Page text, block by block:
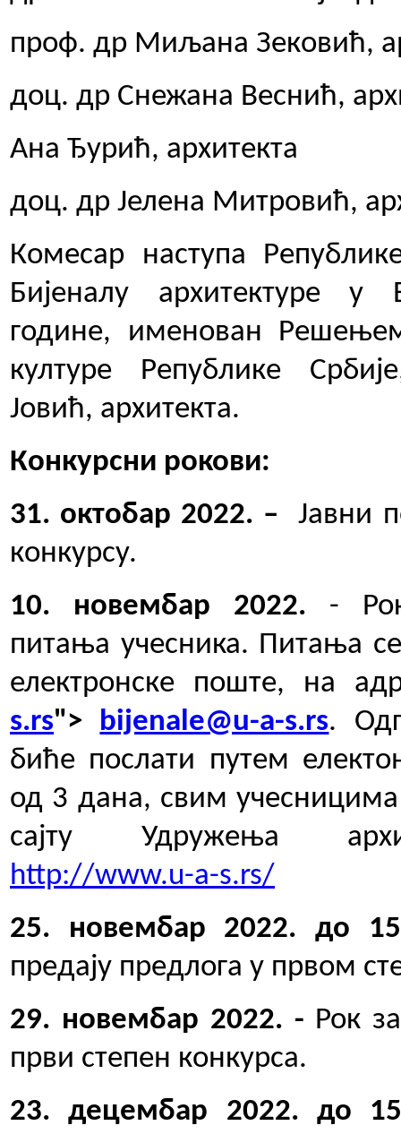
проф. др Миљана Зековић,
доц. др Снежана Веснић,
Ана Ђурић, архитекта
доц. др Јелена Митровић,
Комесар наступа
Бијеналу архитектуре у
године, именован
културе Републике
Јовић, архитекта.
Конкурсни рокови:
31. октобар 2022. –Јавни
конкурсу.
10. новембар 2022. -
питања учесника. Питања
електронске поште, на
s.rs"> bijenale@u-a-s.rs.
биће послати путем
од 3 дана, свим
сајту Удружења
http://www.u-a-s.rs/
25. новембар 2022. до
предају предлога у првом
29. новембар 2022. - Рок
први степен конкурса.
23. децембар 2022. до